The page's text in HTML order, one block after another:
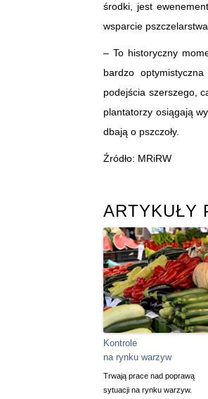
środki, jest
wsparcie
– To historyczny
bardzo
podejścia szerszego,
plantatorzy osiągają
dbają o pszczoły.​
Źródło: MRiRW
ARTYKUŁY
Kontrole
na rynku warzyw
Trwają prace nad poprawą
sytuacji na rynku warzyw.